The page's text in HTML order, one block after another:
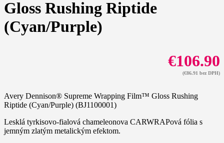
Gloss Rushing Riptide
(Cyan/Purple)
€106.90
(€86.91 bez DPH)
Avery Dennison® Supreme Wrapping Film™ Gloss Rushing
Riptide (Cyan/Purple) (BJ1100001)
Lesklá tyrkisovo-fialová chameleonova CARWRAPová fólia s
jemným zlatým metalickým efektom.